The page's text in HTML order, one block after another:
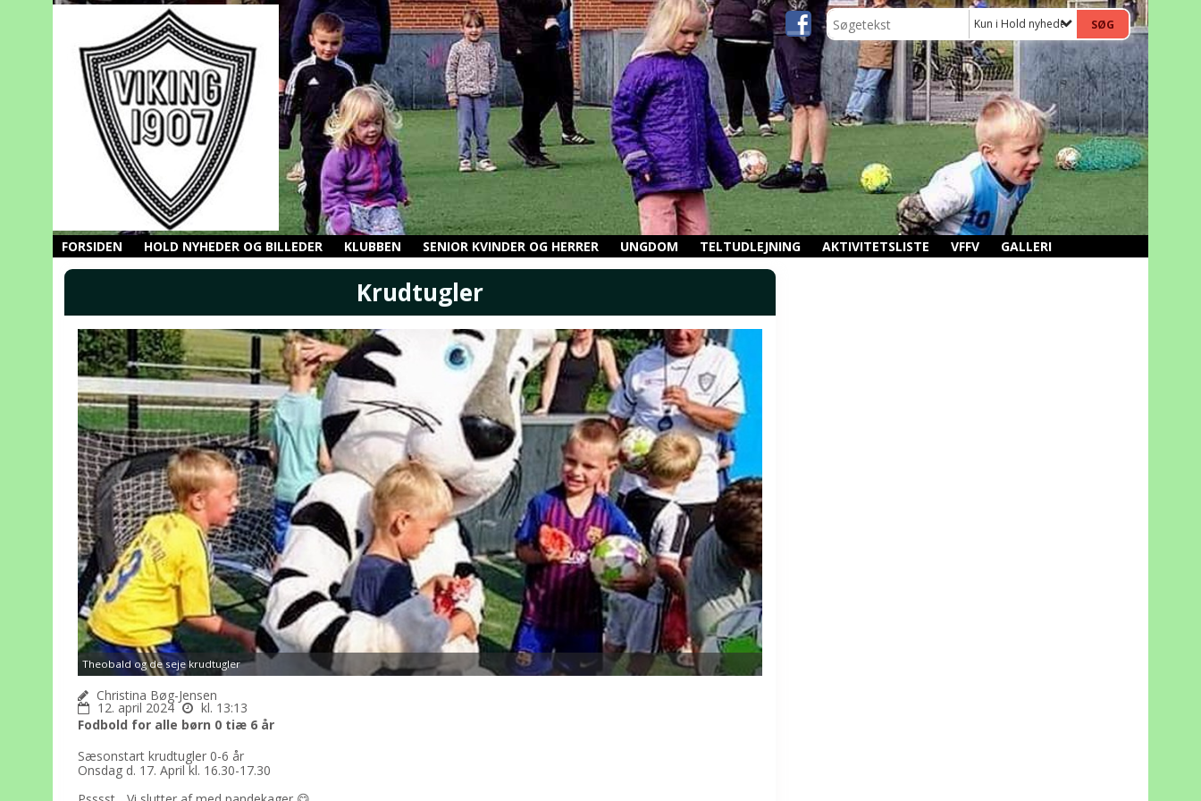
Kun i Hold nyheder og billeder
FORSIDEN HOLD NYHEDER OG BILLEDER KLUBBEN SENIOR KVINDER OG HERRER UNGDOM TELTUDLEJNING AKTIVITETSLISTE VFFV GALLERI
Krudtugler
Theobald og de seje krudtugler
Christina Bøg-Jensen
12. april 2024
kl. 13:13
Fodbold for alle børn 0 tiæ 6 år
Sæsonstart krudtugler 0-6 år
Onsdag d. 17. April kl. 16.30-17.30